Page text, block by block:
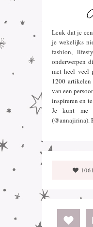
Leuk dat je
je wekelijks
fashion,
onderwerpen
met heel veel
1200
van een
inspireren en
Je kunt me
(@annajirina).